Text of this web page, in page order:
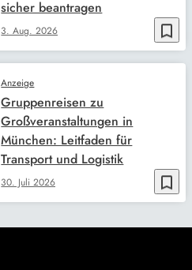
bookmark_border
3. Aug. 2026
sicher beantragen
bookmark_border
Anzeige
30. Juli 2026
Gruppenreisen zu
Großveranstaltungen in
München: Leitfaden für
Transport und Logistik